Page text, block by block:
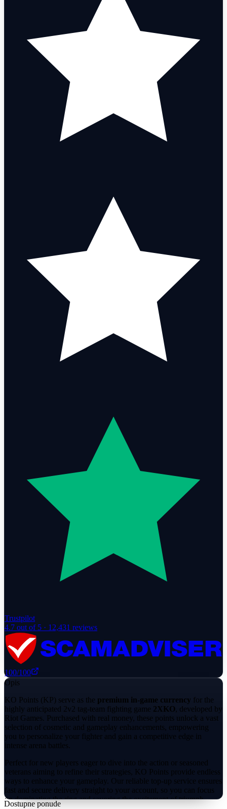
Trustpilot
4.7 out of 5 · 12,431 reviews
100/100
Opis
KO Points (KP) serve as the premium in-game currency for the
highly anticipated 2v2 tag-team fighting game 2XKO, developed by
Riot Games. Purchased with real money, these points unlock a vast
selection of cosmetic and gameplay enhancements, empowering
you to personalize your fighter and gain a competitive edge in
intense arena battles.
Perfect for new players eager to dive into the action or seasoned
veterans aiming to refine their strategies, KO Points provide endless
ways to enhance your gameplay. Our reliable top-up service ensures
fast and secure delivery straight to your account, so you can focus
on dominating the ring and savoring the excitement of triumph.
Dostupne ponude